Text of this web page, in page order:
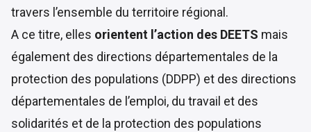
travers l’ensemble du territoire régional.
A ce titre, elles orientent l’action des DEETS mais
également des directions départementales de la
protection des populations (DDPP) et des directions
départementales de l’emploi, du travail et des
solidarités et de la protection des populations